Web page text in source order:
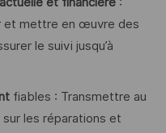
et mettre en œuvre des
le suivi jusqu’à
fiables : Transmettre au
les réparations et